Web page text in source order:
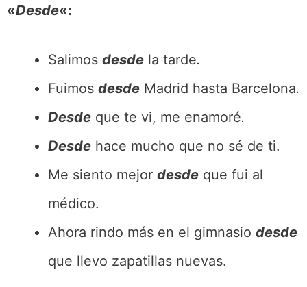
«Desde«:
Salimos desde la tarde.
Fuimos desde Madrid hasta Barcelona.
Desde que te vi, me enamoré.
Desde hace mucho que no sé de ti.
Me siento mejor desde que fui al
médico.
Ahora rindo más en el gimnasio desde
que llevo zapatillas nuevas.